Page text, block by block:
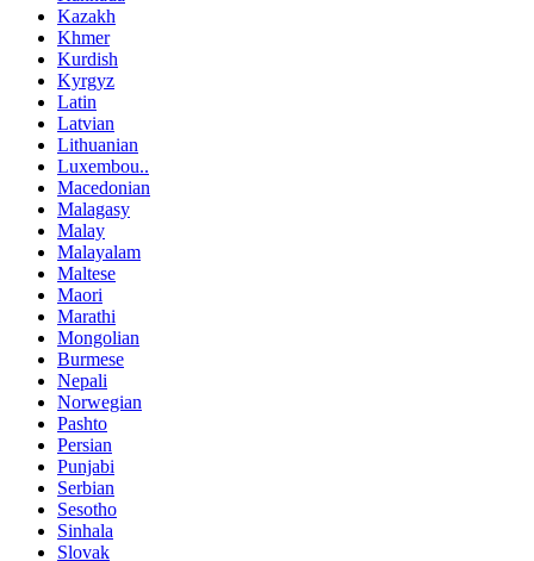
Kazakh
Khmer
Kurdish
Kyrgyz
Latin
Latvian
Lithuanian
Luxembou..
Macedonian
Malagasy
Malay
Malayalam
Maltese
Maori
Marathi
Mongolian
Burmese
Nepali
Norwegian
Pashto
Persian
Punjabi
Serbian
Sesotho
Sinhala
Slovak